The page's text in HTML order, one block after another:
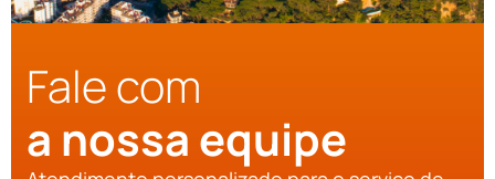
Fale com
a nossa equipe